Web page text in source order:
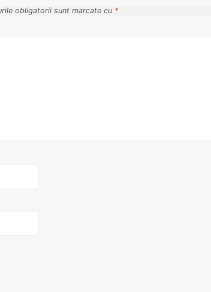
obligatorii sunt marcate cu *